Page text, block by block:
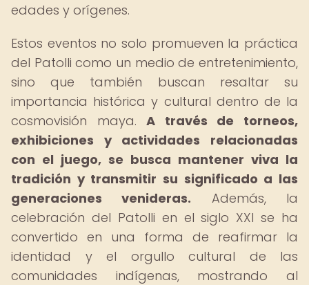
edades y orígenes.
Estos eventos no solo promueven la práctica
del Patolli como un medio de entretenimiento,
sino que también buscan resaltar su
importancia histórica y cultural dentro de la
cosmovisión maya.A través de torneos,
exhibiciones y actividades relacionadas
con el juego, se busca mantener viva la
tradición y transmitir su significado a las
generaciones venideras. Además, la
celebración del Patolli en el siglo XXI se ha
convertido en una forma de reafirmar la
identidad y el orgullo cultural de las
comunidades indígenas, mostrando al